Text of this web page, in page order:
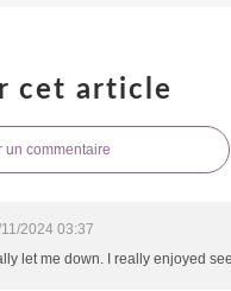
cet article
un commentaire
2024 03:37
let me down. I really enjoyed